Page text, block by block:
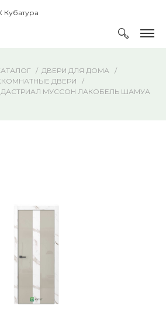
Кубатура
ДВЕРИ ДЛЯ ДОМА
ДВЕРИ
МУССОН ЛАКОБЕЛЬ ШАМУА